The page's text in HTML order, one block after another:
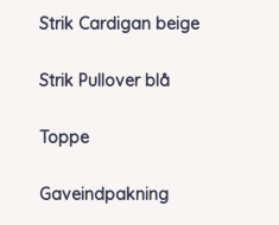
Strik Cardigan beige
Strik Pullover blå
Toppe
Gaveindpakning